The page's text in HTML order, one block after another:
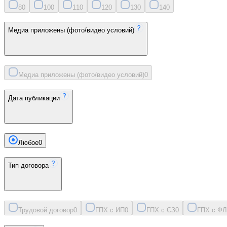
80 100 11 0 120 130 140
Медиа приложены (фото/видео условий)
Медиа приложены (фото/видео условий)0
Дата публикации
Любое0
Тип договора
Трудовой договор0 ГПХ с ИП0 ГПХ с СЗ0 ГПХ с ФЛ